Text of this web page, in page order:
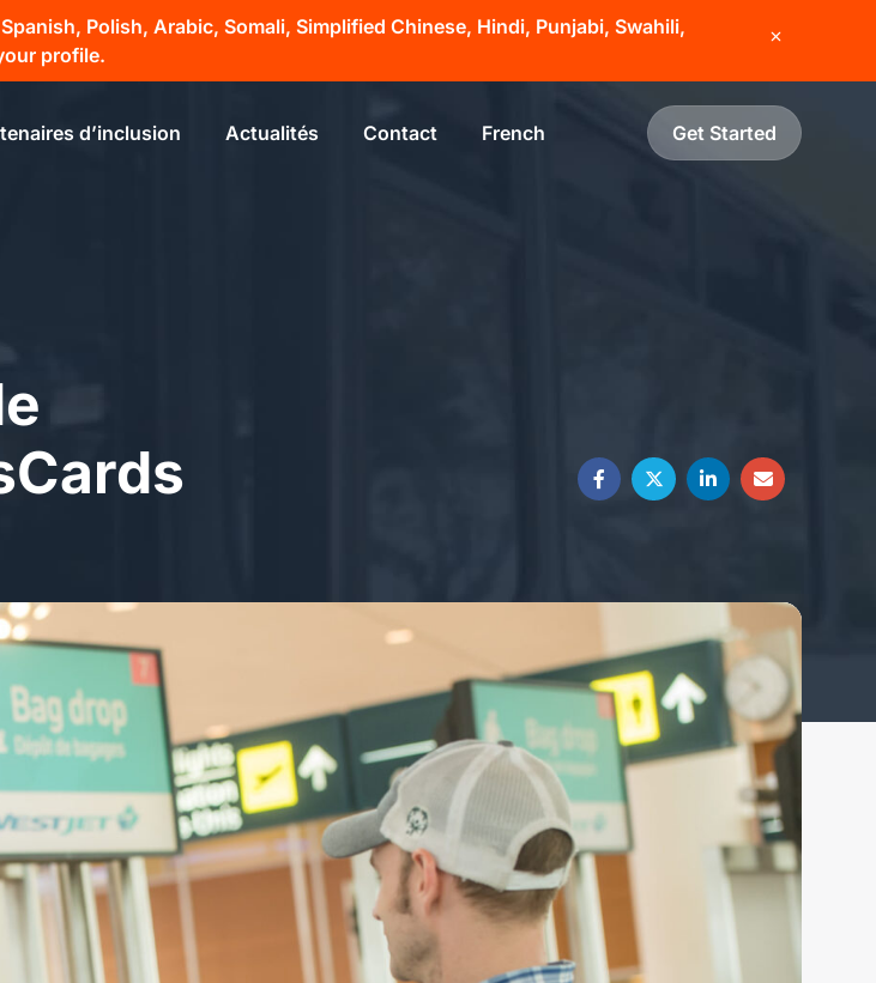
Polish, Arabic, Somali, Simplified Chinese, Hindi, Punjabi, Swahili,
profile.
d’inclusion Actualités Contact French Get Started